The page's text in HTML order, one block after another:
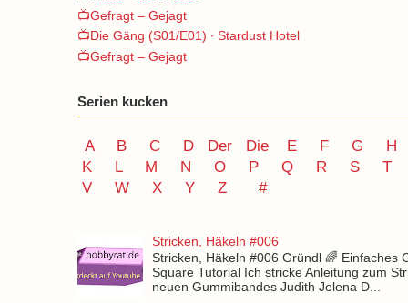
📺Gefragt – Gejagt
📺Die Gäng (S01/E01) ∙ Stardust Hotel
📺Gefragt – Gejagt
Serien kucken
A B C D Der Die E F G
H
K
L M N O P Q R S
T
V
W X Y Z #
Stricken, Häkeln #006
Stricken, Häkeln #006 Gründl 🌈 Einfaches
Square Tutorial Ich stricke Anleitung zum
neuen Gummibandes Judith Jelena D...